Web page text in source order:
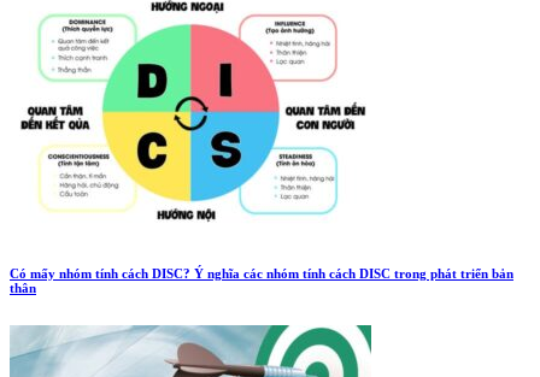
Có mấy nhóm tính cách DISC? Ý nghĩa các nhóm tính cách DISC trong phát triển bản
thân